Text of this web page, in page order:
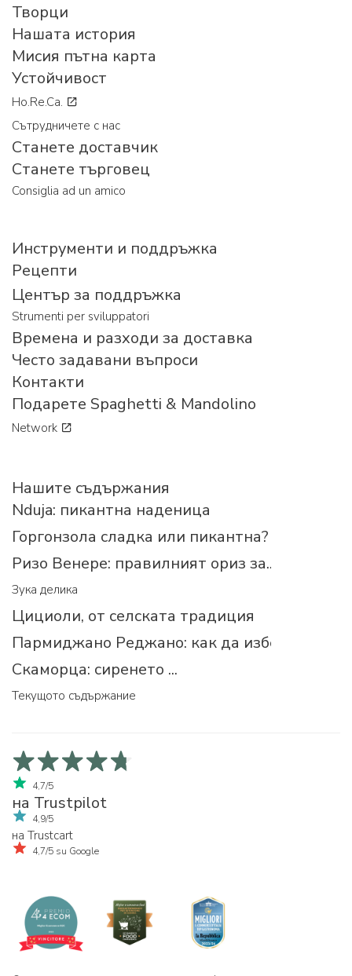
Творци
Нашата история
Мисия пътна карта
Устойчивост
Ho.Re.Ca.
Сътрудничете с нас
Станете доставчик
Станете търговец
Consiglia ad un amico
Инструменти и поддръжка
Рецепти
Център за поддръжка
Strumenti per sviluppatori
Времена и разходи за доставка
Често задавани въпроси
Контакти
Подарете Spaghetti & Mandolino
Network
Нашите съдържания
Nduja: пикантна наденица
Горгонзола сладка или пикантна?
Ризо Венере: правилният ориз за...
Зука делика
Цициоли, от селската традиция
Пармиджано Реджано: как да изберем
Скаморца: сиренето ...
Текущото съдържание
4,7/5
на Trustpilot
4,9/5
на Trustcart
4,7/5 su Google